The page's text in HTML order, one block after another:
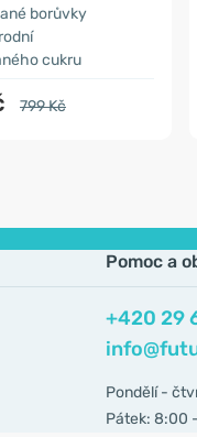
borůvky
cukru
799 Kč
Pomoc a
+420 29
Pondělí -
Pátek: 8:00